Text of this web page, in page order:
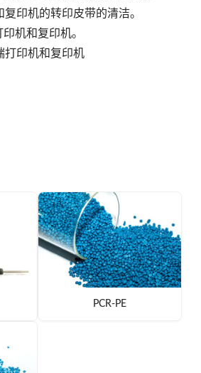
印机的转印皮带的清洁。
机和复印机。
打印机和复印机
PCR-PE